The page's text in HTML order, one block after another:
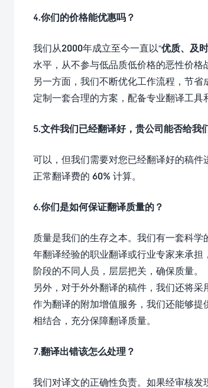
4.你们的价格能优惠吗？
我们从2000年成立至今一直以“优质、及
水平，从不参与低品质低价格的恶性价格
另一方面，我们不断优化工作流程，节
定制一套合理的方案，配备专业翻译工具
5.文件我们已经翻译好，贵公司能否给我
可以，但我们需要对您已经翻译好的稿
正常翻译费的 60% 计算。
6.你们是如何保证翻译质量的？
质量是我们的生存之本。我们有一套科
年翻译经验的职业翻译或行业专家来承
阶段的不同人员，层层把关，确保质量。
另外，对于外外翻译的稿件，我们还将采
作为翻译的附加增值服务，我们还能够提
相结合，充分保障翻译质量。
7.翻译出错该怎么处理？
我们对译文的正确性负责。如果经审核